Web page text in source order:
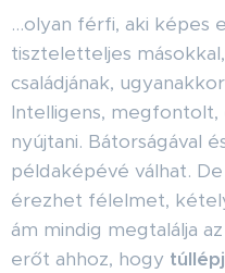
…olyan férfi, aki képes
tiszteletteljes
családjának,
Intelligens,
nyújtani. Bátorságával
példaképévé válhat.
érezhet félelmet,
ám mindig megtalálja
erőt ahhoz, hogy